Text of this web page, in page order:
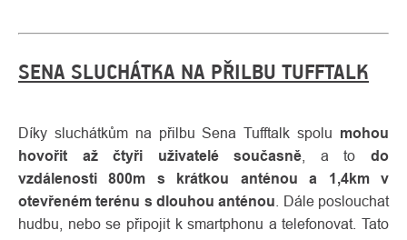
SENA SLUCHÁTKA NA PŘILBU TUFFTALK
Díky sluchátkům na přilbu Sena Tufftalk spolu mohou
hovořit až čtyři uživatelé současně , a todo
vzdálenosti 800m s krátkou anténou a 1,4km v
otevřeném terénu s dlouhou anténou . Dále poslouchat
hudbu, nebo se připojit k smartphonu a telefonovat. Tato